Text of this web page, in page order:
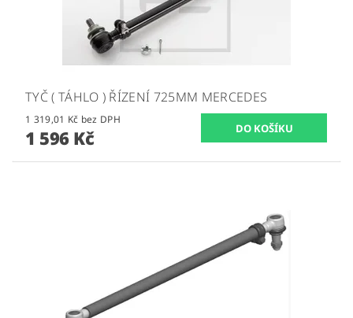
TYČ ( TÁHLO ) ŘÍZENÍ 725MM MERCEDES
1 319,01 Kč bez DPH
1 596 Kč